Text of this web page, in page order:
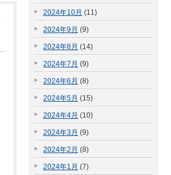
2024年10月 (11)
2024年9月 (9)
2024年8月 (14)
2024年7月 (9)
2024年6月 (8)
2024年5月 (15)
2024年4月 (10)
2024年3月 (9)
2024年2月 (8)
2024年1月 (7)